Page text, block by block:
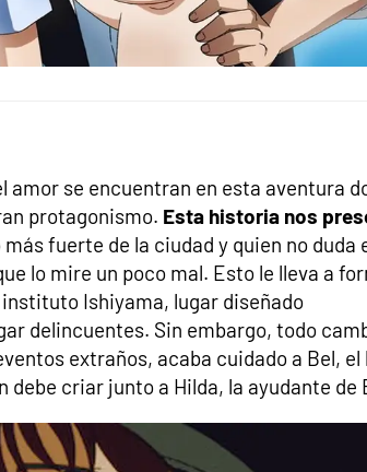
amor se encuentran en esta aventura
protagonismo. Esta historia nos
más fuerte de la ciudad y quien no duda
lo mire un poco mal. Esto le lleva a
Ishiyama, lugar diseñado
delincuentes. Sin embargo, todo
extraños, acaba cuidado a Bel, el
debe criar junto a Hilda, la ayudante de